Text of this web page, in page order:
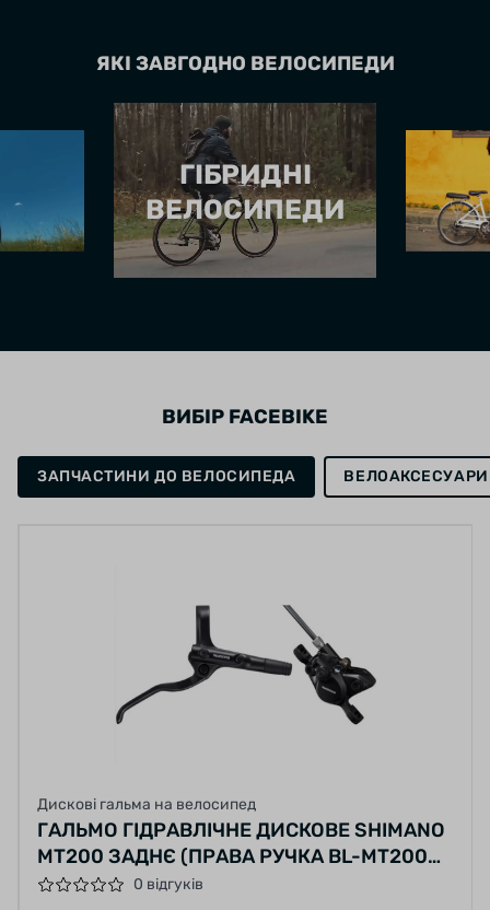
ЯКІ ЗАВГОДНО ВЕЛОСИПЕДИ
ГІБРИДНІ
ВЕЛОСИПЕДИ
ВИБІР FACEBIKE
ЗАПЧАСТИНИ ДО ВЕЛОСИПЕДА ВЕЛОАКСЕСУАРИ
Дискові гальма на велосипед
ГАЛЬМО ГІДРАВЛІЧНЕ ДИСКОВЕ SHIMANO
MT200 ЗАДНЄ (ПРАВА РУЧКА BL-MT200
КАЛІПЕР ГІДРОЛІНІЯ 1700ММ)
0 відгуків